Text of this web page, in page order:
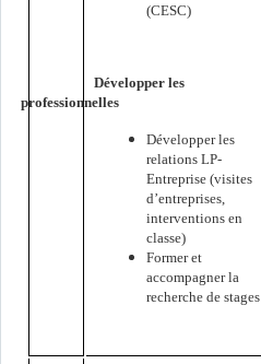
(CESC)
Développer les
professionnelles
Développer les
relations LP-
Entreprise (visites
d’entreprises,
interventions en
classe)
Former et
accompagner la
recherche de stages